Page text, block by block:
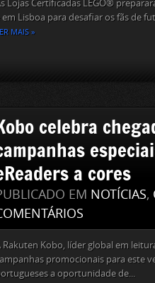
Lojas Certificadas LEGO®
em Lisboa para desafiar os fãs de
MAIS »
celebra
a cores
EM NOTÍCIAS,
Rakuten Kobo, líder global em
promocionais para este
a oportunidade de...